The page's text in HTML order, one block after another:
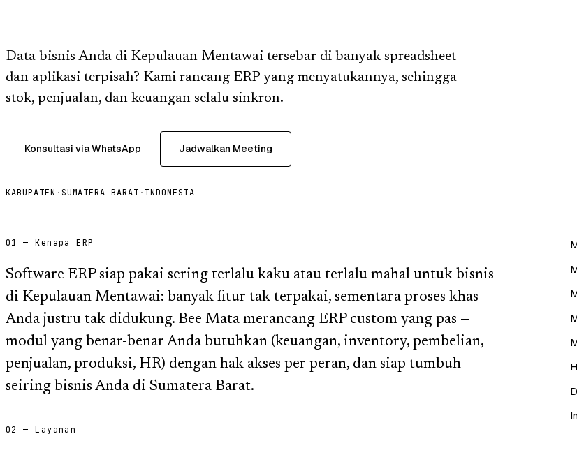
Data bisnis Anda di Kepulauan Mentawai tersebar di banyak spreadsheet
dan aplikasi terpisah? Kami rancang ERP yang menyatukannya, sehingga
stok, penjualan, dan keuangan selalu sinkron.
Konsultasi via WhatsApp Jadwalkan Meeting
KABUPATEN · SUMATERA BARAT · INDONESIA
01 — Kenapa ERP
Software ERP siap pakai sering terlalu kaku atau terlalu mahal untuk bisnis
di Kepulauan Mentawai: banyak fitur tak terpakai, sementara proses khas
Anda justru tak didukung. Bee Mata merancang ERP custom yang pas —
modul yang benar-benar Anda butuhkan (keuangan, inventory, pembelian,
penjualan, produksi, HR) dengan hak akses per peran, dan siap tumbuh
seiring bisnis Anda di Sumatera Barat.
02 — Layanan